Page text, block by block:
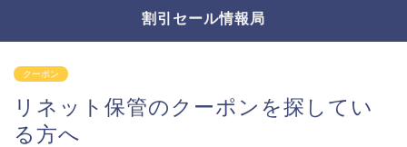
割引セール情報局
クーポン
リネット保管のクーポンを探してい
る方へ